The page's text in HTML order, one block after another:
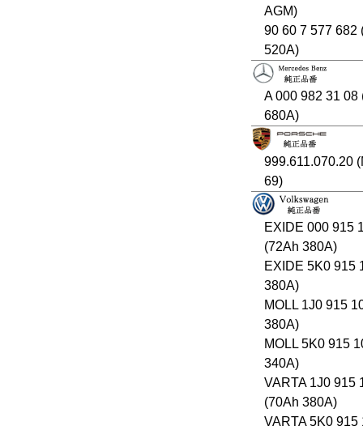
AGM)
90 60 7 577 682
520A)
A 000 982 31 08
680A)
999.611.070.20
69)
EXIDE 000 915
(72Ah 380A)
EXIDE 5K0 915
380A)
MOLL 1J0 915
380A)
MOLL 5K0 915
340A)
VARTA 1J0 915
(70Ah 380A)
VARTA 5K0 915